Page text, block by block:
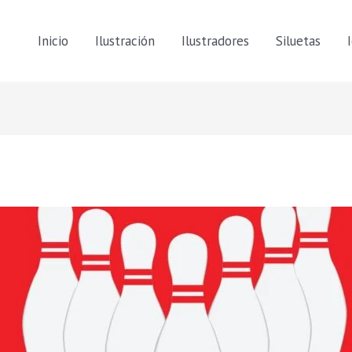
Inicio Ilustración Ilustradores Siluetas